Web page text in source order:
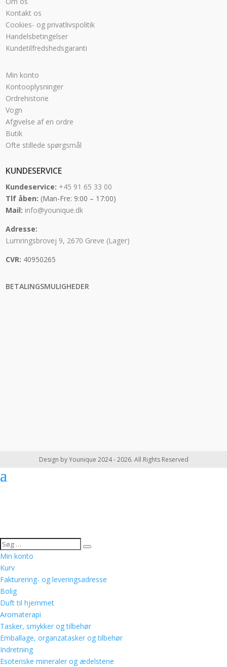
Kontakt os
Cookies- og privatlivspolitik
Handelsbetingelser
Kundetilfredshedsgaranti
Min konto
Kontooplysninger
Ordrehistorie
Vogn
Afgivelse af en ordre
Butik
Ofte stillede spørgsmål
KUNDESERVICE
Kundeservice: +45 91 65 33 00
Tlf åben: (Man-Fre: 9:00 – 17:00)
Mail: info@younique.dk
Adresse:
Lumringsbrovej 9, 2670 Greve (Lager)
CVR: 40950265
BETALINGSMULIGHEDER
Design by Younique 2024 - 2026. All Rights Reserved
Min konto
Kurv
Fakturering- og leveringsadresse
Bolig
Duft til hjemmet
Aromaterapi
Tasker, smykker og tilbehør
Emballage, organzatasker og tilbehør
Indretning
Esoteriske mineraler og ædelstene